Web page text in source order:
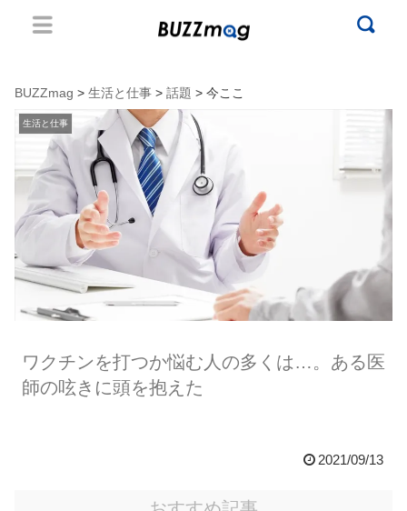
BUZZmag > 生活と仕事 > 話題 > 今ここ
生活と仕事
ワクチンを打つか悩む人の多くは…。ある医
師の呟きに頭を抱えた
2021/09/13